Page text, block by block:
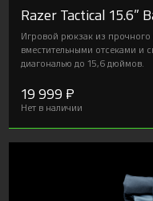
Razer Tactical 15.6”
Игровой рюкзак из прочного
вместительными отсеками и
диагональю до 15,6 дюймов.
19 999 ₽
Нет в наличии